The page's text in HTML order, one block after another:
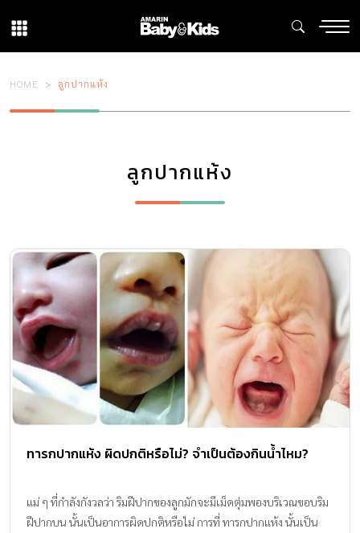
HOME ลูกปากแห้ง
ลูกปากแห้ง
ทารกปากแห้ง ผิดปกติหรือไม่? จำเป็นต้องกินน้ำไหม?
แม่ ๆ ที่กำลังกังวลว่า ริมฝีปากของลูกมักจะมีเม็ดตุ่มพองบริเวณขอบริม
ฝีปากบน นั้นเป็นอาการผิดปกติหรือไม่ การที่ ทารกปากแห้ง นั้นเป็น